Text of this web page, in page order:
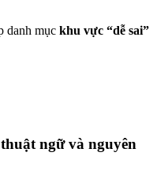
danh mục khu vực “dễ sai”
ngữ và nguyên